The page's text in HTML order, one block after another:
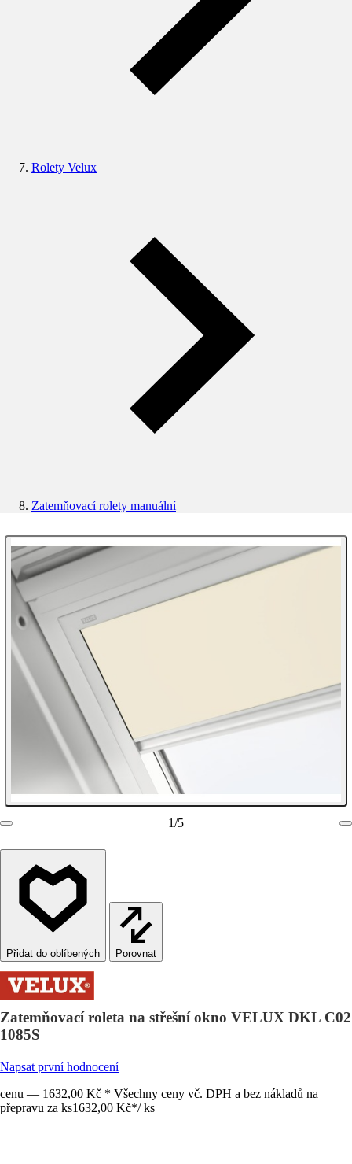
Rolety Velux
Zatemňovací rolety manuální
1/5
Porovnat
Zatemňovací roleta na střešní okno VELUX DKL C02
1085S
Napsat první hodnocení
cenu — 1632,00 Kč * Všechny ceny vč. DPH a bez nákladů na
přepravu za ks1632,00 Kč*/ ks